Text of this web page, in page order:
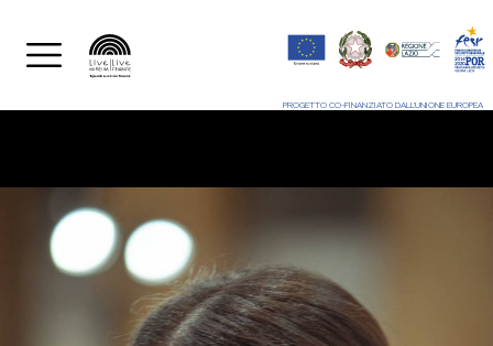
PROGETTO CO-FINANZIATO DALL'UNIONE EUROPEA